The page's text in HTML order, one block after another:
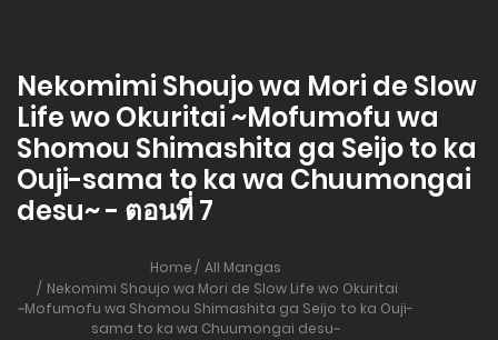
Nekomimi Shoujo wa Mori de Slow
Life wo Okuritai ~Mofumofu wa
Shomou Shimashita ga Seijo to ka
Ouji-sama to ka wa Chuumongai
desu~ - ตอนที่ 7
Home
All Mangas
Nekomimi Shoujo wa Mori de Slow Life wo Okuritai
~Mofumofu wa Shomou Shimashita ga Seijo to ka Ouji-
sama to ka wa Chuumongai desu~